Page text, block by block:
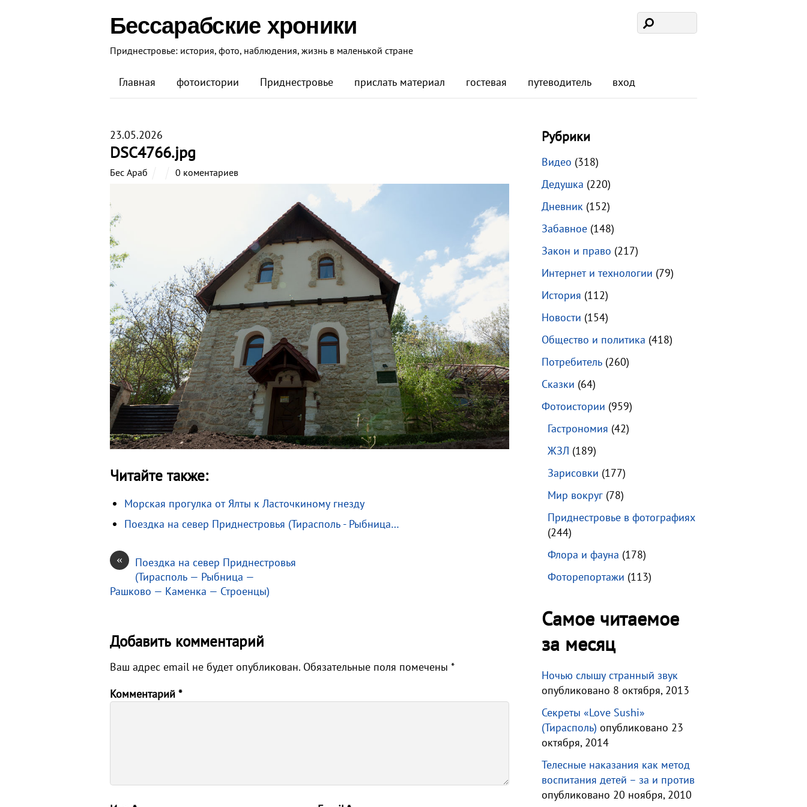
Бессарабские хроники
Приднестровье: история, фото, наблюдения, жизнь в маленькой стране
Главная фотоистории Приднестровье прислать материал гостевая путеводитель вход
23.05.2026
DSC4766.jpg
Бес Араб 0 коментариев
Читайте также:
Морская прогулка от Ялты к Ласточкиному гнезду
Поездка на север Приднестровья (Тирасполь - Рыбница…
«
Поездка на север Приднестровья
(Тирасполь — Рыбница —
Рашково — Каменка — Строенцы)
Добавить комментарий
Ваш адрес email не будет опубликован. Обязательные поля помечены *
Комментарий *
Рубрики
Видео (318)
Дедушка (220)
Дневник(152)
Забавное(148)
Закон и право (217)
Интернет и технологии (79)
История (112)
Новости (154)
Общество и политика (418)
Потребитель(260)
Сказки (64)
Фотоистории (959)
Гастрономия (42)
ЖЗЛ (189)
Зарисовки (177)
Мир вокруг(78)
Приднестровье в фотографиях
(244)
Флора и фауна (178)
Фоторепортажи (113)
Самое читаемое
за месяц
Ночью слышу странный звук
опубликовано 8 октября, 2013
Секреты «Love Sushi»
(Тирасполь) опубликовано 23
октября, 2014
Телесные наказания как метод
воспитания детей – за и против
опубликовано 20 ноября, 2010